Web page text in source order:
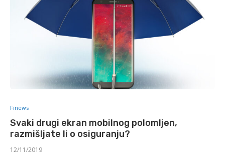
Finews
Svaki drugi ekran mobilnog polomljen,
razmišljate li o osiguranju?
12/11/2019